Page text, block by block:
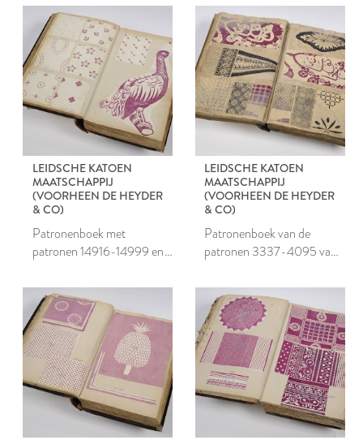
Maatschappij
LEIDSCHE KATOEN
MAATSCHAPPIJ
(VOORHEEN DE HEYDER
& CO)
Patronenboek met
patronen 14916-14999 en
Leidsche Katoen
Maatschappij
LEIDSCHE KATOEN
MAATSCHAPPIJ
(VOORHEEN DE HEYDER
& CO)
Patronenboek van de
patronen 3337-4095 van
Maatschappij